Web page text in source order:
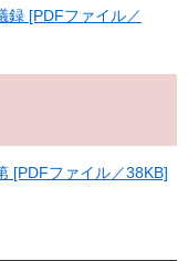
[PDFファイル／
[PDFファイル／38KB]